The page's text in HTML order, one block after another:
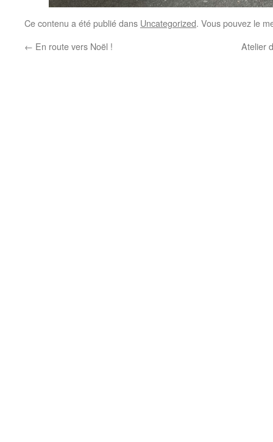
Ce contenu a été publié dans Uncategorized. Vous pouvez le
← En route vers Noël ! Atelier